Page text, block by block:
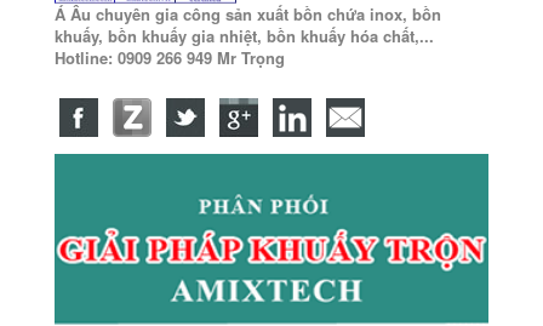
Á Âu chuyên gia công sản xuất bồn chứa inox, bồn
khuấy, bồn khuấy gia nhiệt, bồn khuấy hóa chất,...
Hotline: 0909 266 949 Mr Trọng